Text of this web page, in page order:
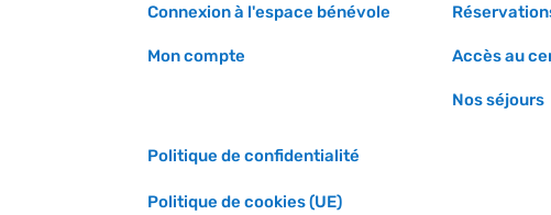
Connexion à l'espace bénévole
Mon compte Accès au
Nos séjours
Politique de confidentialité
Politique de cookies (UE)